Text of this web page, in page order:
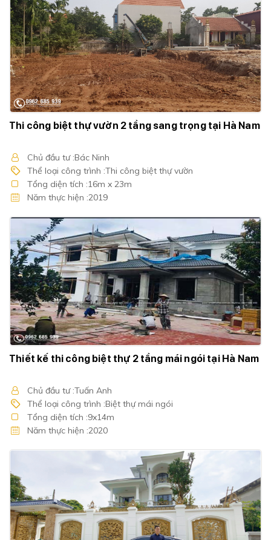
Thi công biệt thự vườn 2 tầng sang trọng tại Hà Nam
Chủ đầu tư :Bác Ninh
Thể loại công trình :Thi công biệt thự vườn
Tổng diện tích :16m x 23m
Năm thực hiện :2019
Thiết kế thi công biệt thự 2 tầng mái ngói tại Hà Nam
Chủ đầu tư :Tuấn Anh
Thể loại công trình :Biệt thự mái ngói
Tổng diện tích :9x14m
Năm thực hiện :2020